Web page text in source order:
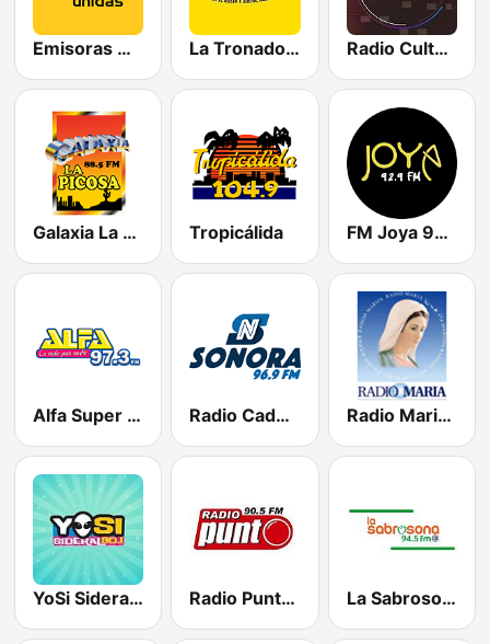
Emisoras Unidas La Tronadora Radio Cultural TGN
Galaxia La Picosa Tropicálida FM Joya 92.9
Alfa Super Stereo Radio Cadena Sonora Radio Maria Guatemala
YoSi Sideral 90.1 FM Radio Punto 90.5 FM La Sabrosona